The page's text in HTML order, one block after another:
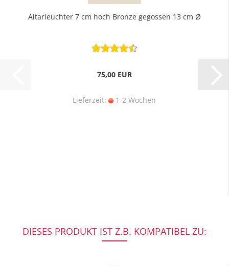
Altarleuchter 7 cm hoch Bronze gegossen 13 cm Ø
75,00 EUR
Lieferzeit: 1-2 Wochen
DIESES PRODUKT IST Z.B. KOMPATIBEL ZU: